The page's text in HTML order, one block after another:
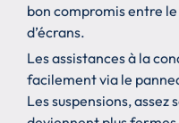
bon compromis entre
d’écrans.
Les assistances à la
facilement via le
Les suspensions,